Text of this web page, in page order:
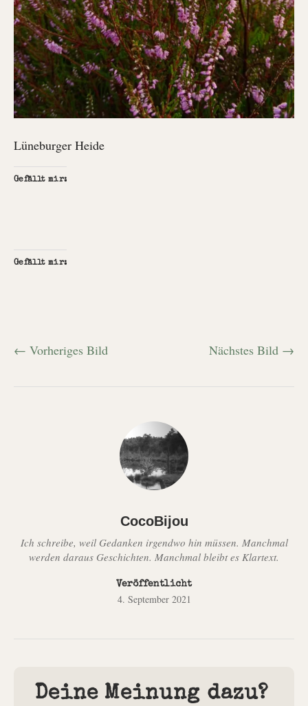
Lüneburger Heide
Gefällt mir:
Gefällt mir:
← Vorheriges Bild Nächstes Bild →
CocoBijou
Ich schreibe, weil Gedanken irgendwo hin müssen. Manchmal
werden daraus Geschichten. Manchmal bleibt es Klartext.
Veröffentlicht
4. September 2021
Deine Meinung dazu?